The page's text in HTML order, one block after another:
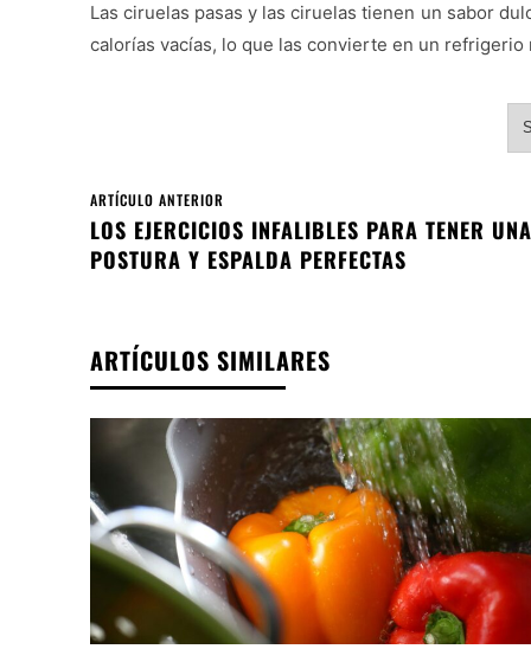
Las ciruelas pasas y las ciruelas tienen un sabor
calorías vacías, lo que las convierte en un
ARTÍCULO ANTERIOR
LOS EJERCICIOS INFALIBLES PARA TENER UNA
POSTURA Y ESPALDA PERFECTAS
ARTÍCULOS SIMILARES